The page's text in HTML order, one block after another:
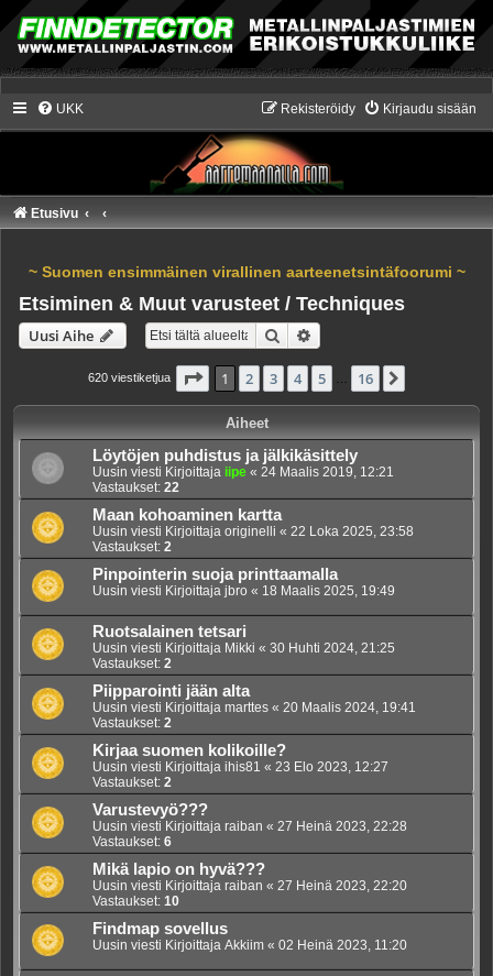
UKK Kirjaudu sisään
Rekisteröidy
Etusivu
~ Suomen ensimmäinen virallinen aarteenetsintäfoorumi ~
Etsiminen & Muut varusteet / Techniques
Uusi Aihe Etsi
620 viestiketjua Sivu /16
1 2 3 4 5 16
Aiheet
Löytöjen puhdistus ja jälkikäsittely
Uusin viesti Kirjoittaja iipe « 24 Maalis 2019, 12:21
Vastaukset: 22
Maan kohoaminen kartta
Uusin viesti Kirjoittaja originelli « 22 Loka 2025, 23:58
Vastaukset: 2
Pinpointerin suoja printtaamalla
Uusin viesti Kirjoittaja jbro « 18 Maalis 2025, 19:49
Ruotsalainen tetsari
Uusin viesti Kirjoittaja Mikki « 30 Huhti 2024, 21:25
Vastaukset: 2
Piipparointi jään alta
Uusin viesti Kirjoittaja marttes « 20 Maalis 2024, 19:41
Vastaukset: 2
Kirjaa suomen kolikoille?
Uusin viesti Kirjoittaja ihis81 « 23 Elo 2023, 12:27
Vastaukset: 2
Varustevyö???
Uusin viesti Kirjoittaja raiban « 27 Heinä 2023, 22:28
Vastaukset: 6
Mikä lapio on hyvä???
Uusin viesti Kirjoittaja raiban « 27 Heinä 2023, 22:20
Vastaukset: 10
Findmap sovellus
Uusin viesti Kirjoittaja Akkiim « 02 Heinä 2023, 11:20